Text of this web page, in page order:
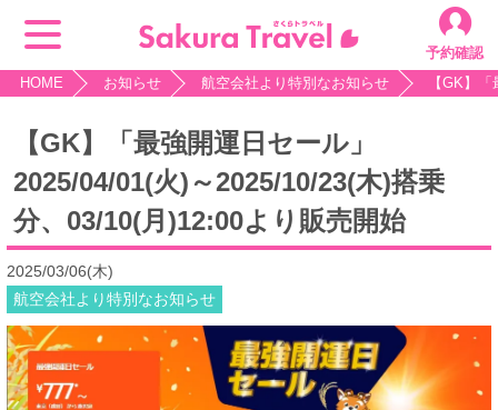
予約確認
HOME
お知らせ 航空会社より特別なお知らせ 【GK】
【GK】「最強開運日セール」
2025/04/01(火)～2025/10/23(木)搭乗
分、03/10(月)12:00より販売開始
2025/03/06(木)
航空会社より特別なお知らせ